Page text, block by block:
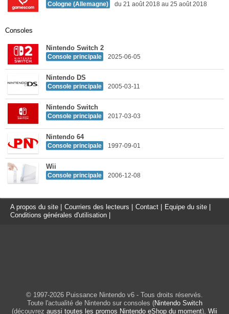
Cologne (Allemagne) du 21 août 2018 au 25 août 2018
Consoles
Nintendo Switch 2
Console principale 2025-06-05
Nintendo DS
Console principale 2005-03-11
Nintendo Switch
Console principale 2017-03-03
Nintendo 64
Console principale 1997-09-01
Wii
Console principale 2006-12-08
A propos du site Courriers des lecteurs Contact Equipe du site
Conditions générales d'utilisation
© 1997-2026 Puissance Nintendo v6 - Tous droits réservés.
Toute l'actualité de Nintendo sur consoles (Nintendo Switch
(découvrez aussi toutes les promos Nintendo eShop du moment), Wii